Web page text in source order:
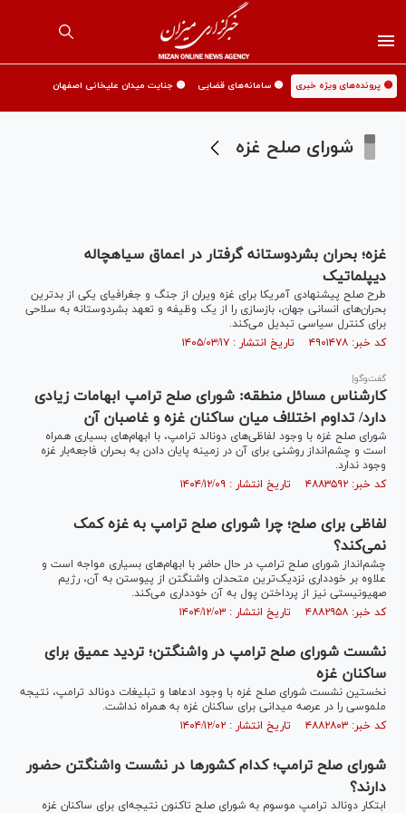
🟡 پرونده‌های ویژه خبری 🟡 سامانه‌های قضایی 🟡 جنایت میدان علیخانی اصفهان
شورای صلح غزه
غزه؛ بحران بشردوستانه گرفتار در اعماق سیاهچاله
دیپلماتیک
طرح صلح پیشنهادی آمریکا برای غزه ویران از جنگ و جغرافیای یکی از بدترین
بحران‌های انسانی جهان، بازسازی را از یک وظیفه و تعهد بشردوستانه به سلاحی
برای کنترل سیاسی تبدیل می‌کند.
کد خبر: ۴۹۰۱۴۷۸ تاریخ انتشار : ۱۴۰۵/۰۳/۱۷
گفت‌‍وگو|
کارشناس مسائل منطقه: شورای صلح ترامپ ابهامات زیادی
دارد/ تداوم اختلاف میان ساکنان غزه و غاصبان آن
شورای صلح غزه با وجود لفاظی‌های دونالد ترامپ، با ابهام‌های بسیاری همراه
است و چشم‌انداز روشنی برای آن در زمینه پایان دادن به بحران فاجعه‌بار غزه
وجود ندارد.
کد خبر: ۴۸۸۳۵۹۲ تاریخ انتشار : ۱۴۰۴/۱۲/۰۹
لفاظی برای صلح؛ چرا شورای صلح ترامپ به غزه کمک
نمی‌کند؟
چشم‌انداز شورای صلح ترامپ در حال حاضر با ابهام‌های بسیاری مواجه است و
علاوه بر خودداری نزدیک‌ترین متحدان واشنگتن از پیوستن به آن، رژیم
صهیونیستی نیز از پرداختن پول به آن خودداری می‌کند.
کد خبر: ۴۸۸۲۹۵۸ تاریخ انتشار : ۱۴۰۴/۱۲/۰۳
نشست شورای صلح ترامپ در واشنگتن؛ تردید عمیق برای
ساکنان غزه
نخستین نشست شورای صلح غزه با وجود ادعاها و تبلیغات دونالد ترامپ، نتیجه
ملموسی را در عرصه میدانی برای ساکنان غزه به همراه نداشت.
کد خبر: ۴۸۸۲۸۰۳ تاریخ انتشار : ۱۴۰۴/۱۲/۰۲
شورای صلح ترامپ؛ کدام کشورها در نشست واشنگتن حضور
دارند؟
ابتکار دونالد ترامپ موسوم به شورای صلح تاکنون نتیجه‌ای برای ساکنان غزه